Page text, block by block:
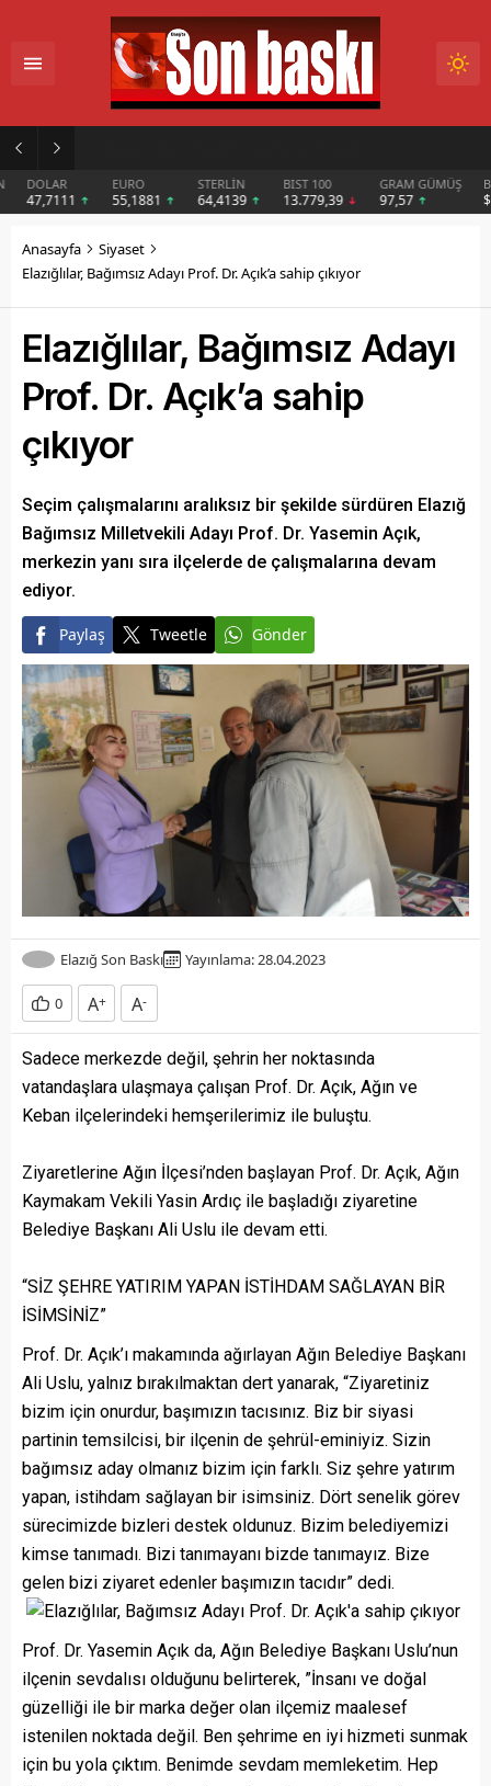
DOLAR
47,7111
EURO
55,1881
STERLİN
64,4139
BIST 100
13.779,39
GRAM GÜMÜŞ
97,57
Anasayfa
Siyaset
Elazığlılar, Bağımsız Adayı Prof. Dr. Açık’a sahip çıkıyor
Elazığlılar, Bağımsız Adayı
Prof. Dr. Açık’a sahip
çıkıyor
Seçim çalışmalarını aralıksız bir şekilde sürdüren Elazığ
Bağımsız Milletvekili Adayı Prof. Dr. Yasemin Açık,
merkezin yanı sıra ilçelerde de çalışmalarına devam
ediyor.
Paylaş Tweetle Gönder
Elazığ Son Baskı Yayınlama: 28.04.2023
0 A+ A-
Sadece merkezde değil, şehrin her noktasında
vatandaşlara ulaşmaya çalışan Prof. Dr. Açık, Ağın ve
Keban ilçelerindeki hemşerilerimiz ile buluştu.
Ziyaretlerine Ağın İlçesi’nden başlayan Prof. Dr. Açık, Ağın
Kaymakam Vekili Yasin Ardıç ile başladığı ziyaretine
Belediye Başkanı Ali Uslu ile devam etti.
“SİZ ŞEHRE YATIRIM YAPAN İSTİHDAM SAĞLAYAN BİR
İSİMSİNİZ”
Prof. Dr. Açık’ı makamında ağırlayan Ağın Belediye Başkanı
Ali Uslu, yalnız bırakılmaktan dert yanarak, “Ziyaretiniz
bizim için onurdur, başımızın tacısınız. Biz bir siyasi
partinin temsilcisi, bir ilçenin de şehrül-eminiyiz. Sizin
bağımsız aday olmanız bizim için farklı. Siz şehre yatırım
yapan, istihdam sağlayan bir isimsiniz. Dört senelik görev
sürecimizde bizleri destek oldunuz. Bizim belediyemizi
kimse tanımadı. Bizi tanımayanı bizde tanımayız. Bize
gelen bizi ziyaret edenler başımızın tacıdır” dedi.
Prof. Dr. Yasemin Açık da, Ağın Belediye Başkanı Uslu’nun
ilçenin sevdalısı olduğunu belirterek, ”İnsanı ve doğal
güzelliği ile bir marka değer olan ilçemiz maalesef
istenilen noktada değil. Ben şehrime en iyi hizmeti sunmak
için bu yola çıktım. Benimde sevdam memleketim. Hep